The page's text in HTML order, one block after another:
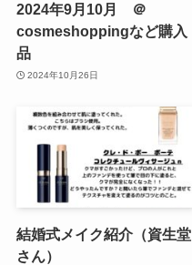
2024年9月10月 ＠
cosmeshoppingなど購入
品
2024年10月26日
結婚式メイク紹介（資生堂
さん）